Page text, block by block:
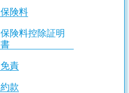
保険料
保険料控除証明
書
免責
約款